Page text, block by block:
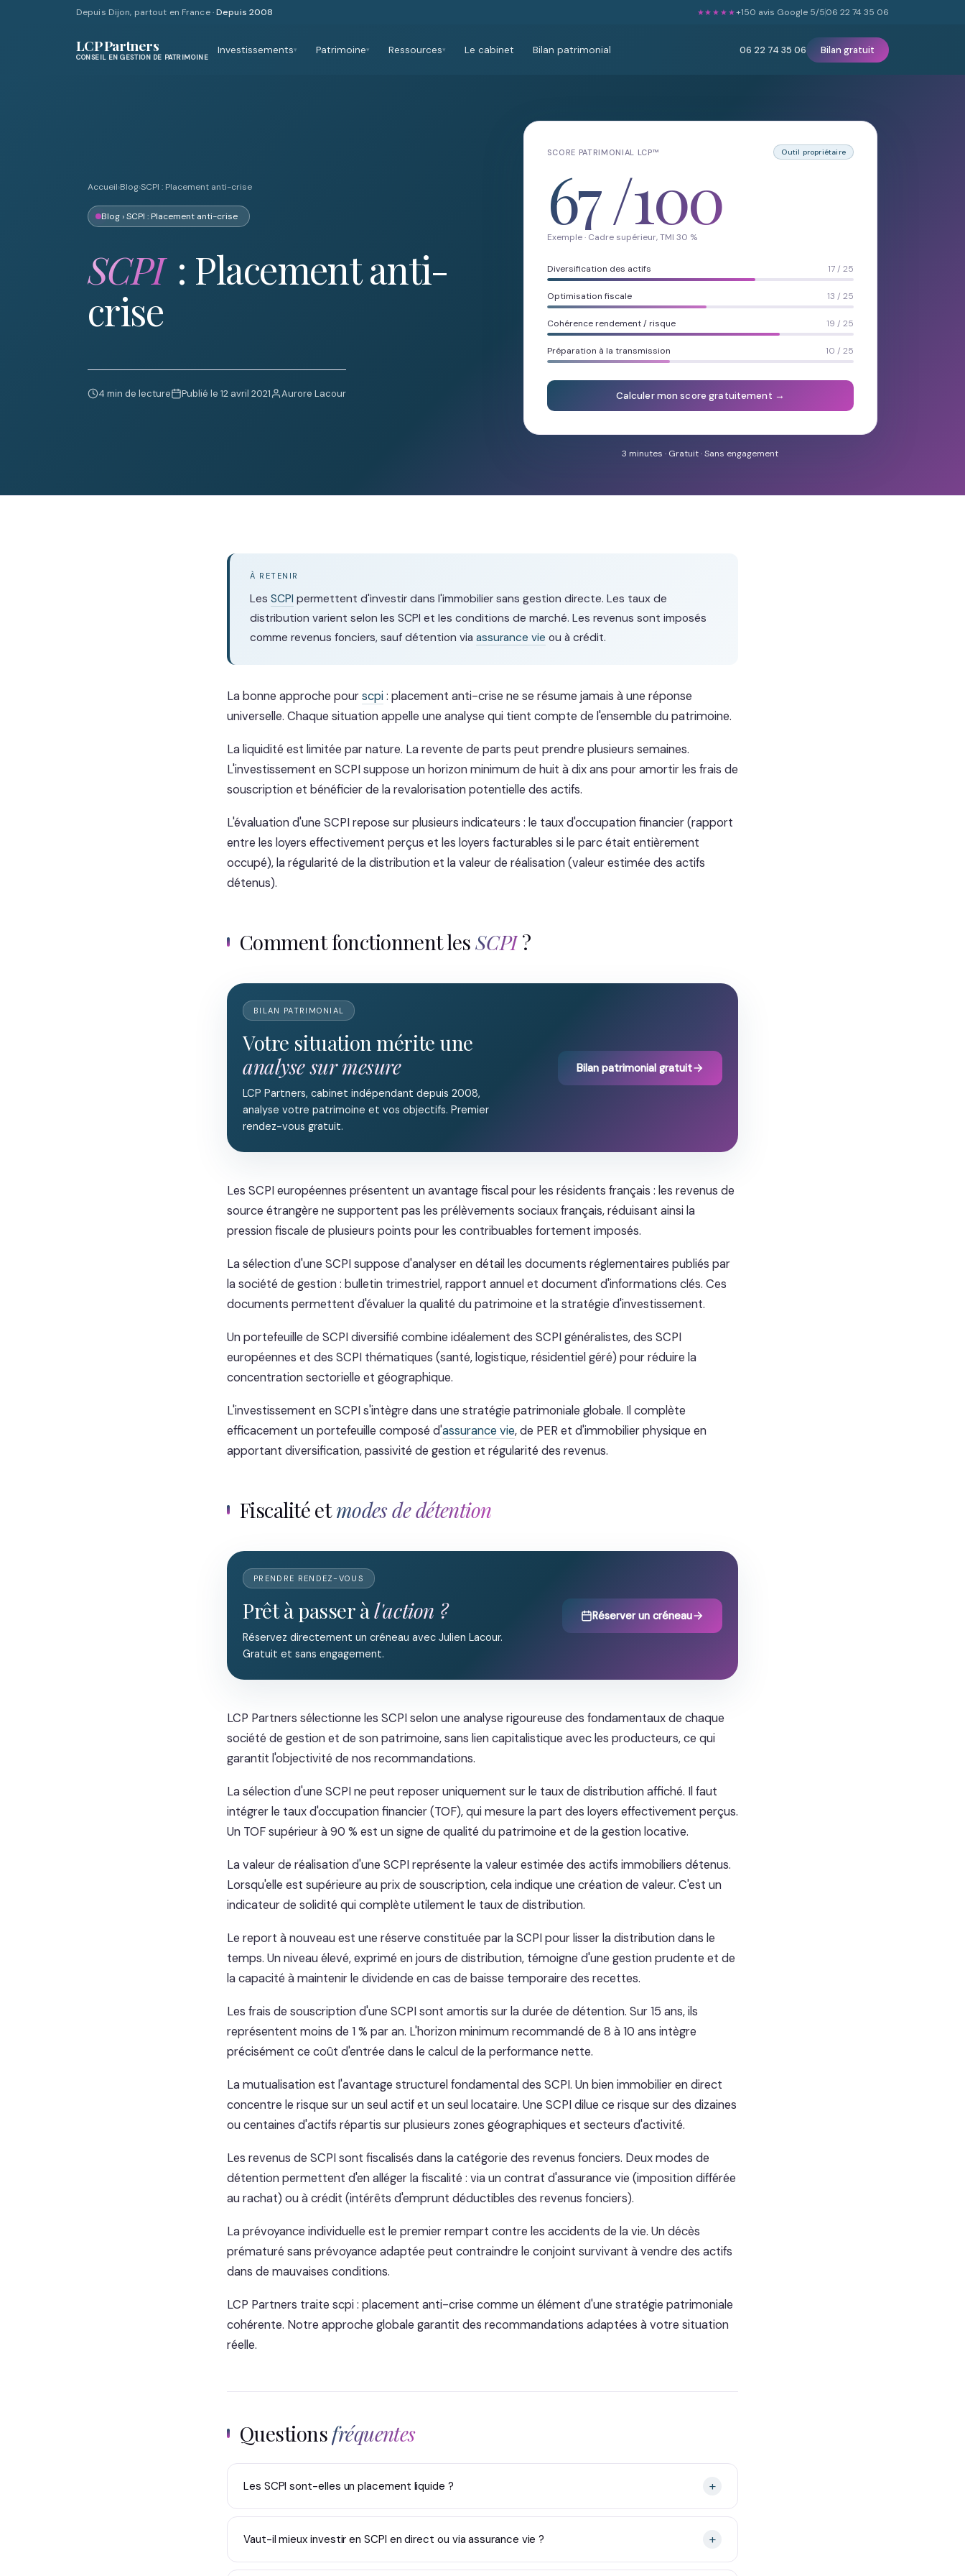
Depuis Dijon, partout en France ·Depuis 2008 ★★★★★+150 avis Google 5/506 22 74 35 06
LCP Partners
CONSEIL EN GESTION DE PATRIMOINE
Investissements▾ Patrimoine▾ Ressources▾ Le cabinet Bilan patrimonial 06 22 74 35 06 Bilan gratuit
Accueil›Blog›SCPI : Placement anti-crise
Blog › SCPI : Placement anti-crise
SCPI : Placement anti-
crise
4 min de lecture Publié le 12 avril 2021 Aurore Lacour
SCORE PATRIMONIAL LCP™ Outil propriétaire
67/100
Exemple · Cadre supérieur, TMI 30 %
Diversification des actifs 17 / 25
Optimisation fiscale 13 / 25
Cohérence rendement / risque 19 / 25
Préparation à la transmission 10 / 25
Calculer mon score gratuitement →
3 minutes · Gratuit · Sans engagement
À RETENIR
Les SCPI permettent d'investir dans l'immobilier sans gestion directe. Les taux de
distribution varient selon les SCPI et les conditions de marché. Les revenus sont imposés
comme revenus fonciers, sauf détention via assurance vie ou à crédit.
La bonne approche pourscpi: placement anti-crise ne se résume jamais à une réponse
universelle. Chaque situation appelle une analyse qui tient compte de l'ensemble du patrimoine.
La liquidité est limitée par nature. La revente de parts peut prendre plusieurs semaines.
L'investissement en SCPI suppose un horizon minimum de huit à dix ans pour amortir les frais de
souscription et bénéficier de la revalorisation potentielle des actifs.
L'évaluation d'une SCPI repose sur plusieurs indicateurs : le taux d'occupation financier (rapport
entre les loyers effectivement perçus et les loyers facturables si le parc était entièrement
occupé), la régularité de la distribution et la valeur de réalisation (valeur estimée des actifs
détenus).
Comment fonctionnent lesSCPI?
BILAN PATRIMONIAL
Votre situation mérite une
analyse sur mesure
LCP Partners, cabinet indépendant depuis 2008,
analyse votre patrimoine et vos objectifs. Premier
rendez-vous gratuit.
Bilan patrimonial gratuit
Les SCPI européennes présentent un avantage fiscal pour les résidents français : les revenus de
source étrangère ne supportent pas les prélèvements sociaux français, réduisant ainsi la
pression fiscale de plusieurs points pour les contribuables fortement imposés.
La sélection d'une SCPI suppose d'analyser en détail les documents réglementaires publiés par
la société de gestion : bulletin trimestriel, rapport annuel et document d'informations clés. Ces
documents permettent d'évaluer la qualité du patrimoine et la stratégie d'investissement.
Un portefeuille de SCPI diversifié combine idéalement des SCPI généralistes, des SCPI
européennes et des SCPI thématiques (santé, logistique, résidentiel géré) pour réduire la
concentration sectorielle et géographique.
L'investissement en SCPI s'intègre dans une stratégie patrimoniale globale. Il complète
efficacement un portefeuille composé d'assurance vie, de PER et d'immobilier physique en
apportant diversification, passivité de gestion et régularité des revenus.
Fiscalité etmodes de détention
PRENDRE RENDEZ-VOUS
Prêt à passer àl'action ?
Réservez directement un créneau avec Julien Lacour.
Gratuit et sans engagement.
Réserver un créneau
LCP Partners sélectionne les SCPI selon une analyse rigoureuse des fondamentaux de chaque
société de gestion et de son patrimoine, sans lien capitalistique avec les producteurs, ce qui
garantit l'objectivité de nos recommandations.
La sélection d'une SCPI ne peut reposer uniquement sur le taux de distribution affiché. Il faut
intégrer le taux d'occupation financier (TOF), qui mesure la part des loyers effectivement perçus.
Un TOF supérieur à 90 % est un signe de qualité du patrimoine et de la gestion locative.
La valeur de réalisation d'une SCPI représente la valeur estimée des actifs immobiliers détenus.
Lorsqu'elle est supérieure au prix de souscription, cela indique une création de valeur. C'est un
indicateur de solidité qui complète utilement le taux de distribution.
Le report à nouveau est une réserve constituée par la SCPI pour lisser la distribution dans le
temps. Un niveau élevé, exprimé en jours de distribution, témoigne d'une gestion prudente et de
la capacité à maintenir le dividende en cas de baisse temporaire des recettes.
Les frais de souscription d'une SCPI sont amortis sur la durée de détention. Sur 15 ans, ils
représentent moins de 1 % par an. L'horizon minimum recommandé de 8 à 10 ans intègre
précisément ce coût d'entrée dans le calcul de la performance nette.
La mutualisation est l'avantage structurel fondamental des SCPI. Un bien immobilier en direct
concentre le risque sur un seul actif et un seul locataire. Une SCPI dilue ce risque sur des dizaines
ou centaines d'actifs répartis sur plusieurs zones géographiques et secteurs d'activité.
Les revenus de SCPI sont fiscalisés dans la catégorie des revenus fonciers. Deux modes de
détention permettent d'en alléger la fiscalité : via un contrat d'assurance vie (imposition différée
au rachat) ou à crédit (intérêts d'emprunt déductibles des revenus fonciers).
La prévoyance individuelle est le premier rempart contre les accidents de la vie. Un décès
prématuré sans prévoyance adaptée peut contraindre le conjoint survivant à vendre des actifs
dans de mauvaises conditions.
LCP Partners traite scpi : placement anti-crise comme un élément d'une stratégie patrimoniale
cohérente. Notre approche globale garantit des recommandations adaptées à votre situation
réelle.
Questionsfréquentes
Les SCPI sont-elles un placement liquide ? +
Vaut-il mieux investir en SCPI en direct ou via assurance vie ? +